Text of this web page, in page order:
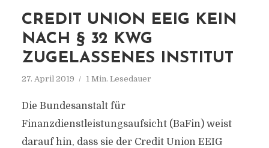
CREDIT UNION EEIG KEIN
NACH § 32 KWG
ZUGELASSENES INSTITUT
27. April 2019 1 Min. Lesedauer
Die Bundesanstalt für
Finanzdienstleistungsaufsicht (BaFin) weist
darauf hin, dass sie der Credit Union EEIG